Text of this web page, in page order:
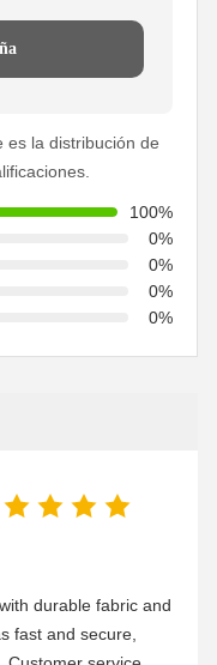
es la distribución de
100%
0%
0%
0%
0%
durable fabric and
fast and secure,